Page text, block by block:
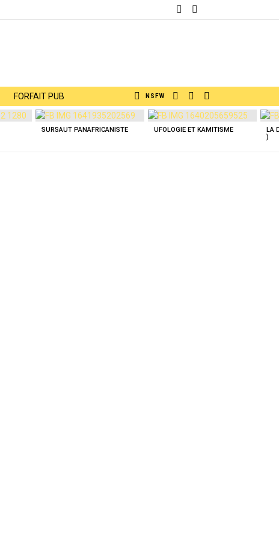
FOLLOW
US
FORFAIT PUB NSFW
SWITCH
SKIN
SEARCH
SURSAUT PANAFRICANISTE UFOLOGIE ET KAMITISME
LA
)